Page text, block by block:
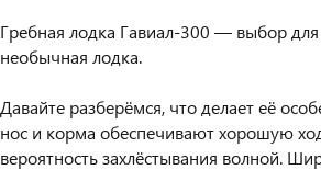
Гребная лодка Гавиал-300 — выбор для
необычная лодка.
Давайте разберёмся, что делает её
нос и корма обеспечивают хорошую
вероятность захлёстывания волной.